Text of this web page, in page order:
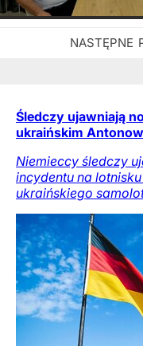
Śledczy ujawniają
ukraińskim
Niemieccy śledczy
incydentu na
ukraińskiego